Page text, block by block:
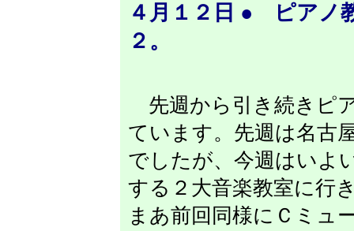
４月１２日 ● ピアノ
２。
先週から引き続きピ
ています。先週は名古
でしたが、今週はいよ
する２大音楽教室に行
まあ前回同様にＣミュ